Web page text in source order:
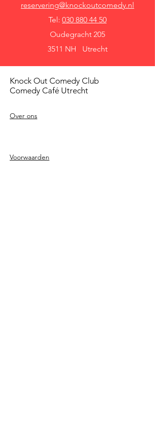
reservering@knockoutcomedy.nl
Tel: 030 880 44 50
Oudegracht 205
3511 NH Utrecht
Knock Out Comedy Club
Comedy Café Utrecht
Over ons
Voorwaarden